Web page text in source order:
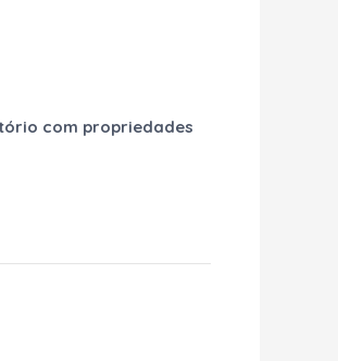
com propriedades